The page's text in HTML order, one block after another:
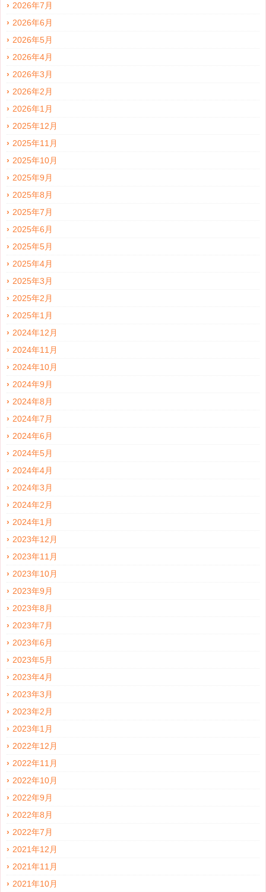
2026年7月
2026年6月
2026年5月
2026年4月
2026年3月
2026年2月
2026年1月
2025年12月
2025年11月
2025年10月
2025年9月
2025年8月
2025年7月
2025年6月
2025年5月
2025年4月
2025年3月
2025年2月
2025年1月
2024年12月
2024年11月
2024年10月
2024年9月
2024年8月
2024年7月
2024年6月
2024年5月
2024年4月
2024年3月
2024年2月
2024年1月
2023年12月
2023年11月
2023年10月
2023年9月
2023年8月
2023年7月
2023年6月
2023年5月
2023年4月
2023年3月
2023年2月
2023年1月
2022年12月
2022年11月
2022年10月
2022年9月
2022年8月
2022年7月
2021年12月
2021年11月
2021年10月